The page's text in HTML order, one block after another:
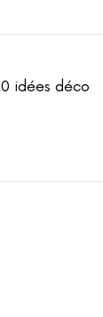
idées déco